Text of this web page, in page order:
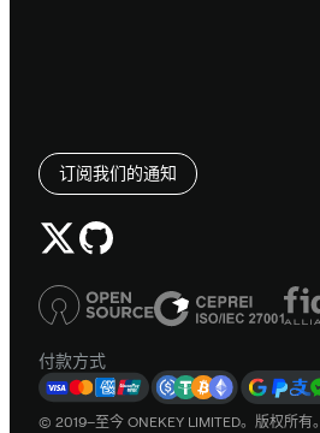
订阅我们的通知
付款方式
© 2019–至今 ONEKEY LIMITED。版权所有。